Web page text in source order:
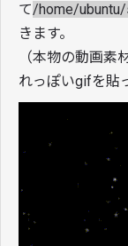
て/home/
きます。
（本物の動画
れっぽいgifを貼